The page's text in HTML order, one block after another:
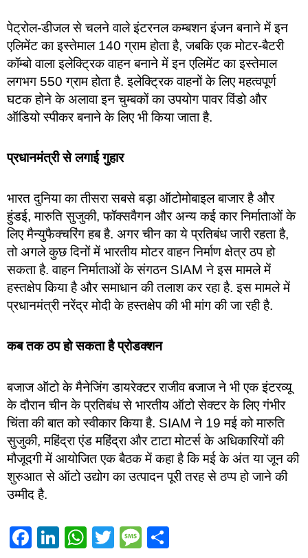
पेट्रोल-डीजल से चलने वाले इंटरनल कम्बशन इंजन बनाने में इन
एलिमेंट का इस्तेमाल 140 ग्राम होता है, जबकि एक मोटर-बैटरी
कॉम्बो वाला इलेक्ट्रिक वाहन बनाने में इन एलिमेंट का इस्तेमाल
लगभग 550 ग्राम होता है. इलेक्ट्रिक वाहनों के लिए महत्वपूर्ण
घटक होने के अलावा इन चुम्बकों का उपयोग पावर विंडो और
ऑडियो स्पीकर बनाने के लिए भी किया जाता है.
प्रधानमंत्री से लगाई गुहार
भारत दुनिया का तीसरा सबसे बड़ा ऑटोमोबाइल बाजार है और
हुंडई, मारुति सुजुकी, फॉक्सवैगन और अन्य कई कार निर्माताओं के
लिए मैन्युफैक्चरिंग हब है. अगर चीन का ये प्रतिबंध जारी रहता है,
तो अगले कुछ दिनों में भारतीय मोटर वाहन निर्माण क्षेत्र ठप हो
सकता है. वाहन निर्माताओं के संगठन SIAM ने इस मामले में
हस्तक्षेप किया है और समाधान की तलाश कर रहा है. इस मामले में
प्रधानमंत्री नरेंद्र मोदी के हस्तक्षेप की भी मांग की जा रही है.
कब तक ठप हो सकता है प्रोडक्शन
बजाज ऑटो के मैनेजिंग डायरेक्टर राजीव बजाज ने भी एक इंटरव्यू
के दौरान चीन के प्रतिबंध से भारतीय ऑटो सेक्टर के लिए गंभीर
चिंता की बात को स्वीकार किया है. SIAM ने 19 मई को मारुति
सुजुकी, महिंद्रा एंड महिंद्रा और टाटा मोटर्स के अधिकारियों की
मौजूदगी में आयोजित एक बैठक में कहा है कि मई के अंत या जून की
शुरुआत से ऑटो उद्योग का उत्पादन पूरी तरह से ठप्प हो जाने की
उम्मीद है.
Facebook
LinkedIn
WhatsApp
TwitterMessage